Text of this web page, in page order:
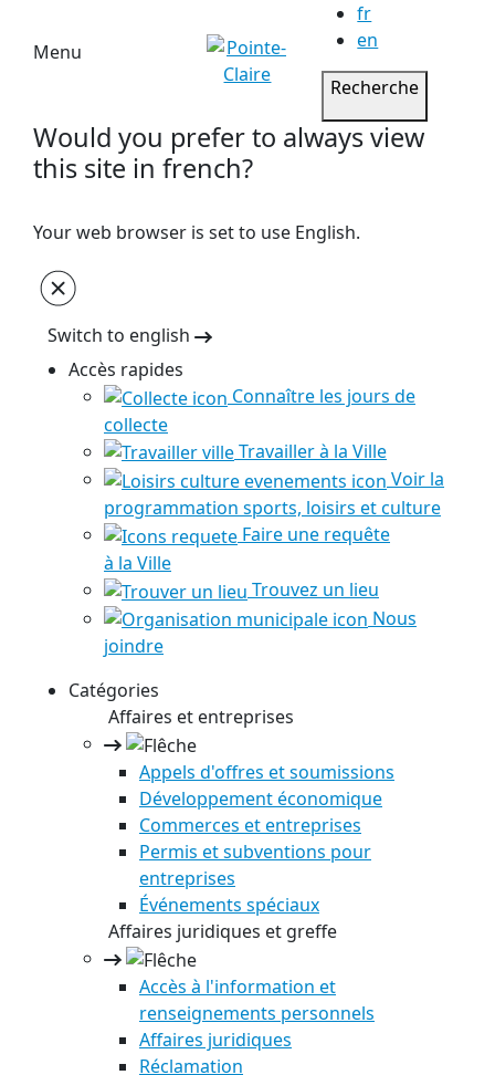
Menu
fr
en
Recherche
Would you prefer to always view
this site in french?
Your web browser is set to use English.
Switch to english
Accès rapides
Connaître les jours de
collecte
Travailler à la Ville
Voir la
programmation sports, loisirs et culture
Faire une requête
à la Ville
Trouvez un lieu
Nous
joindre
Catégories
Affaires et entreprises
Appels d'offres et soumissions
Développement économique
Commerces et entreprises
Permis et subventions pour
entreprises
Événements spéciaux
Affaires juridiques et greffe
Accès à l'information et
renseignements personnels
Affaires juridiques
Réclamation